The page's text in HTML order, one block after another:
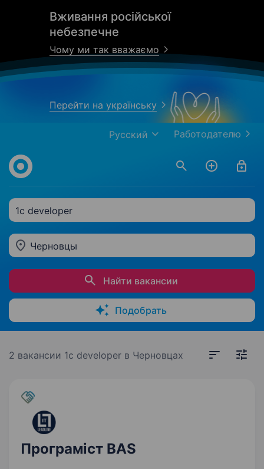
Вживання російської
небезпечне
Чому ми так вважаємо
Перейти на українську
Работодателю
Русский
1c developer
Черновцы
Найти вакансии
Подобрать
2 вакансии 1c developer в Черновцах
Програміст BAS